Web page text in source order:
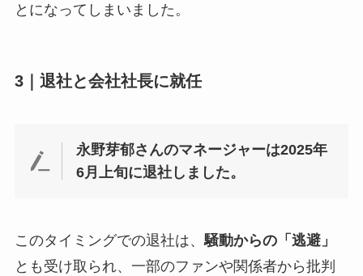
とになってしまいました。
3｜退社と会社社長に就任
永野芽郁さんのマネージャーは2025年
6月上旬に退社しました。
このタイミングでの退社は、騒動からの「逃避」
とも受け取られ、一部のファンや関係者から批判